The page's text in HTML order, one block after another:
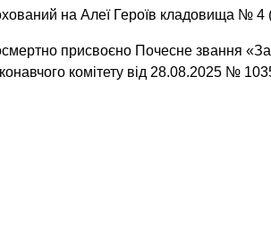
на Алеї Героїв кладовища № 4
присвоєно Почесне звання
комітету від 28.08.2025 №